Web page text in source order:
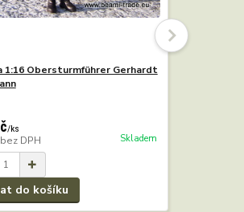
1:16 Obersturmführer Gerhardt
/ks
bez DPH Skladem
do košíku